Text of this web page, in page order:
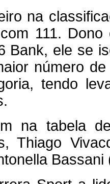
na
111.
Bank, ele se
número
tendo
na tabela
Thiago
Bassani